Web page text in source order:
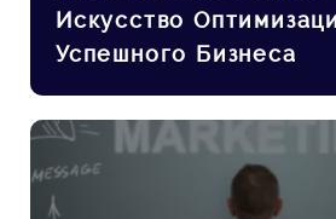
Искусство
Успешного Бизнеса